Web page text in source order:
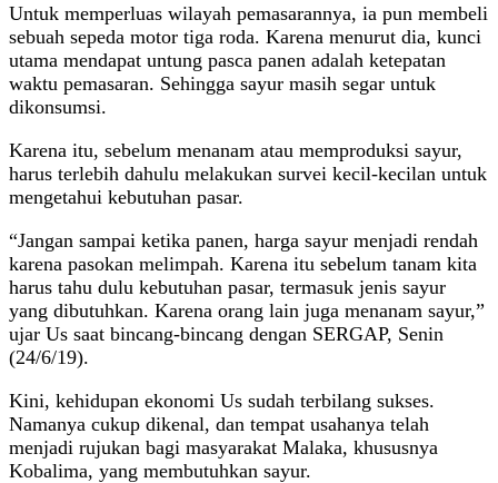
Untuk memperluas wilayah pemasarannya, ia pun membeli
sebuah sepeda motor tiga roda. Karena menurut dia, kunci
utama mendapat untung pasca panen adalah ketepatan
waktu pemasaran. Sehingga sayur masih segar untuk
dikonsumsi.
Karena itu, sebelum menanam atau memproduksi sayur,
harus terlebih dahulu melakukan survei kecil-kecilan untuk
mengetahui kebutuhan pasar.
“Jangan sampai ketika panen, harga sayur menjadi rendah
karena pasokan melimpah. Karena itu sebelum tanam kita
harus tahu dulu kebutuhan pasar, termasuk jenis sayur
yang dibutuhkan. Karena orang lain juga menanam sayur,”
ujar Us saat bincang-bincang dengan SERGAP, Senin
(24/6/19).
Kini, kehidupan ekonomi Us sudah terbilang sukses.
Namanya cukup dikenal, dan tempat usahanya telah
menjadi rujukan bagi masyarakat Malaka, khususnya
Kobalima, yang membutuhkan sayur.